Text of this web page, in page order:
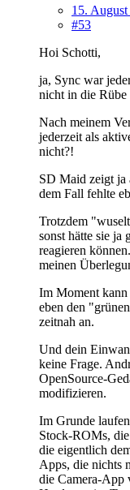
15.
#53
Hoi Schotti,
ja, Sync war
nicht in die
Nach meinem
jederzeit als
nicht?!
SD Maid zeigt ja
dem Fall fehlte
Trotzdem
sonst hätte sie ja
reagieren
meinen
Im Moment
eben den
zeitnah an.
Und dein
keine Frage.
OpenSource-
modifizieren.
Im Grunde
Stock-ROMs,
die eigentlich
Apps, die nichts
die Camera-App